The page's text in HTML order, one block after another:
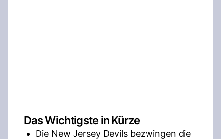
Das Wichtigste in Kürze
Die New Jersey Devils bezwingen die